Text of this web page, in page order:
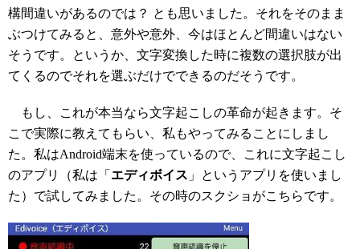
構間違いがあるのでは？ とも思いました。それをそのまま
ぶつけてみると、意外や意外、今はほとんど間違いはない
そうです。というか、文字変換した時に複数の選択肢が出
てくるのでそれを選ぶだけでできるのだそうです。
もし、これが本当なら文字起こしの革命が起きます。そ
こで実際に教えてもらい、私もやってみることにしまし
た。私はAndroid端末を使っているので、これに文字起こし
のアプリ（私は「 エディボイス 」というアプリを使いまし
た）で試してみました。その時のスクショがこちらです。